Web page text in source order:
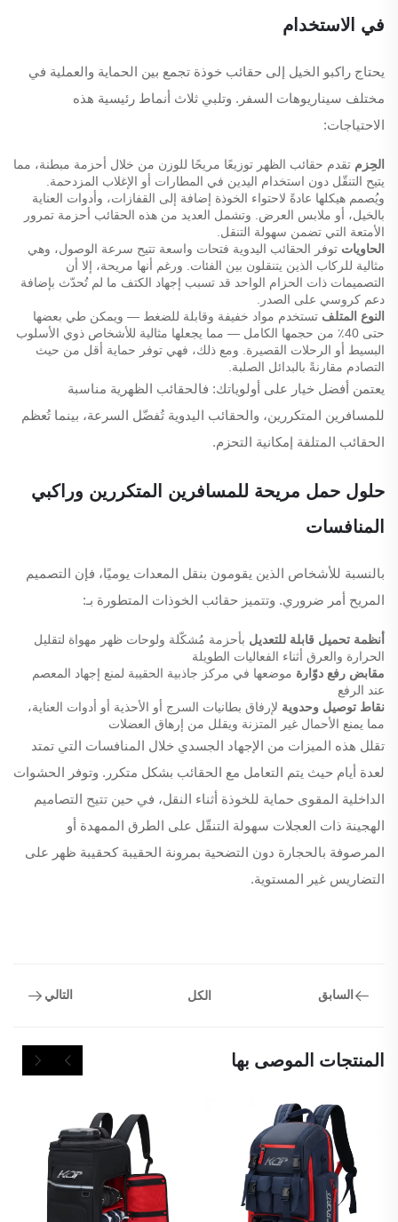
في الاستخدام
يحتاج راكبو الخيل إلى حقائب خوذة تجمع بين الحماية والعملية في
مختلف سيناريوهات السفر. وتلبي ثلاث أنماط رئيسية هذه
الاحتياجات:
الحِزم تقدم حقائب الظهر توزيعًا مريحًا للوزن من خلال أحزمة مبطنة، مما
يتيح التنقّل دون استخدام اليدين في المطارات أو الإغلاب المزدحمة.
ويُصمم هيكلها عادةً لاحتواء الخوذة إضافة إلى القفازات، وأدوات العناية
بالخيل، أو ملابس العرض. وتشمل العديد من هذه الحقائب أحزمة تمرور
الأمتعة التي تضمن سهولة التنقل.
الحاويات توفر الحقائب اليدوية فتحات واسعة تتيح سرعة الوصول، وهي
مثالية للركاب الذين يتنقلون بين الفئات. ورغم أنها مريحة، إلا أن
التصميمات ذات الحزام الواحد قد تسبب إجهاد الكتف ما لم تُحدّث بإضافة
دعم كروسي على الصدر.
النوع المتلف تستخدم مواد خفيفة وقابلة للضغط — ويمكن طي بعضها
حتى 40٪ من حجمها الكامل — مما يجعلها مثالية للأشخاص ذوي الأسلوب
البسيط أو الرحلات القصيرة. ومع ذلك، فهي توفر حماية أقل من حيث
التصادم مقارنةً بالبدائل الصلبة.
يعتمن أفضل خيار على أولوياتك: فالحقائب الظهرية مناسبة
للمسافرين المتكررين، والحقائب اليدوية تُفضّل السرعة، بينما تُعظم
الحقائب المتلفة إمكانية التحزم.
حلول حمل مريحة للمسافرين المتكررين وراكبي
المنافسات
بالنسبة للأشخاص الذين يقومون بنقل المعدات يوميًا، فإن التصميم
المريح أمر ضروري. وتتميز حقائب الخوذات المتطورة بـ:
أنظمة تحميل قابلة للتعديل بأحزمة مُشكّلة ولوحات ظهر مهواة لتقليل
الحرارة والعرق أثناء الفعاليات الطويلة
مقابض رفع دوّارة موضعها في مركز جاذبية الحقيبة لمنع إجهاد المعصم
عند الرفع
نقاط توصيل وحدوية لإرفاق بطانيات السرج أو الأحذية أو أدوات العناية،
مما يمنع الأحمال غير المتزنة ويقلل من إرهاق العضلات
تقلل هذه الميزات من الإجهاد الجسدي خلال المنافسات التي تمتد
لعدة أيام حيث يتم التعامل مع الحقائب بشكل متكرر. وتوفر الحشوات
الداخلية المقوى حماية للخوذة أثناء النقل، في حين تتيح التصاميم
الهجينة ذات العجلات سهولة التنقّل على الطرق الممهدة أو
المرصوفة بالحجارة دون التضحية بمرونة الحقيبة كحقيبة ظهر على
التضاريس غير المستوية.
السابق الكل التالي
المنتجات الموصى بها